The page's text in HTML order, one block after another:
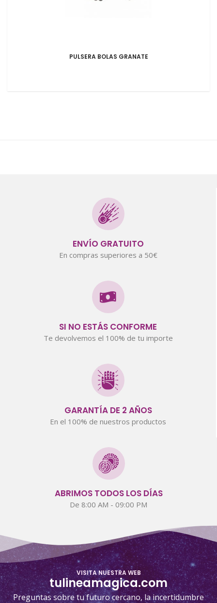
PULSERA BOLAS GRANATE
ENVÍO GRATUITO
En compras superiores a 50€
SI NO ESTÁS CONFORME
Te devolvemos el 100% de tu importe
GARANTÍA DE 2 AÑOS
En el 100% de nuestros productos
ABRIMOS TODOS LOS DÍAS
De 8:00 AM - 09:00 PM
VISITA NUESTRA WEB
tulineamagica.com
Preguntas sobre tu futuro cercano, la incertidumbre